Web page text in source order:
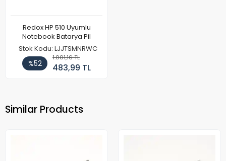
Redox HP 510 Uyumlu
Notebook Batarya Pil
Stok Kodu: LJJTSMNRWC
%52
1.001,16 TL
483,99 TL
Similar Products